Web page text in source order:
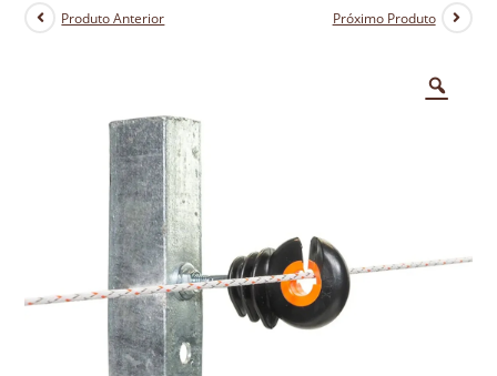
Produto Anterior Próximo Produto